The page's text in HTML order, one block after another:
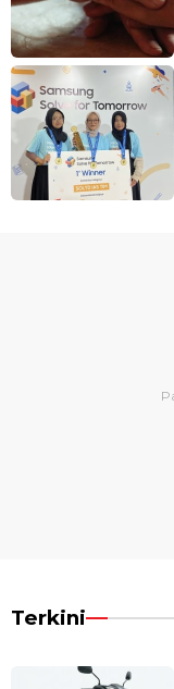
Terkini